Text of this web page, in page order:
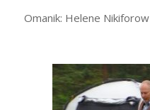
Omanik: Helene Nikiforow